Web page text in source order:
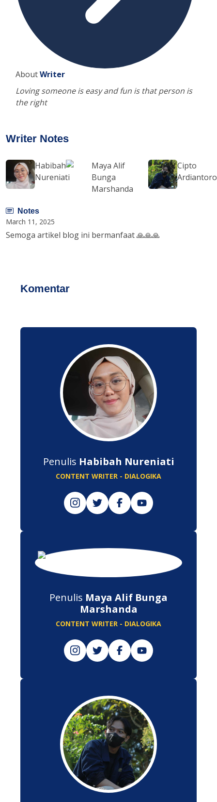
AboutWriter
Loving someone is easy and fun is that person is
the right
Writer Notes
Habibah
Nureniati
Maya Alif
Bunga
Marshanda
Cipto
Ardiantoro
Notes
March 11, 2025
Semoga artikel blog ini bermanfaat 🙏🙏🙏
Komentar
Penulis Habibah Nureniati
CONTENT WRITER - DIALOGIKA
Penulis Maya Alif Bunga
Marshanda
CONTENT WRITER - DIALOGIKA